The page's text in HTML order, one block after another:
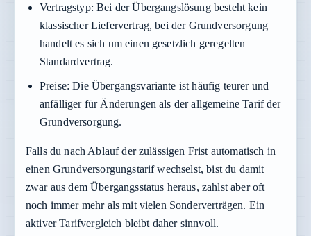
Vertragstyp: Bei der Übergangslösung besteht kein
klassischer Liefervertrag, bei der Grundversorgung
handelt es sich um einen gesetzlich geregelten
Standardvertrag.
Preise: Die Übergangsvariante ist häufig teurer und
anfälliger für Änderungen als der allgemeine Tarif der
Grundversorgung.
Falls du nach Ablauf der zulässigen Frist automatisch in
einen Grundversorgungstarif wechselst, bist du damit
zwar aus dem Übergangsstatus heraus, zahlst aber oft
noch immer mehr als mit vielen Sonderverträgen. Ein
aktiver Tarifvergleich bleibt daher sinnvoll.